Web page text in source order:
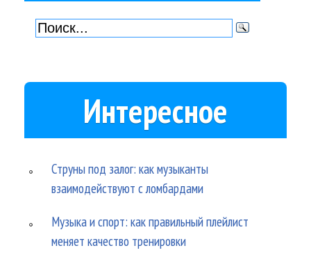
Интересное
Струны под залог: как музыканты
взаимодействуют с ломбардами
Музыка и спорт: как правильный плейлист
меняет качество тренировки